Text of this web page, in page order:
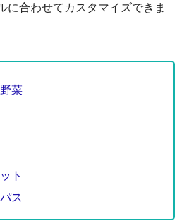
に合わせてカスタマイズできま
菜
ト
ス